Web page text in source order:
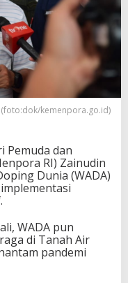
(foto:dok/kemenpora.go.id)
Pemuda dan
RI) Zainudin
Dunia (WADA)
WADA pun
di Tanah Air
pandemi